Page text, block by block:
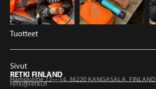
Tuotteet
Sivut
RETKI FINLAND
Hampuntie 12—14, 36220 KANGASALA, FINLAND
retki@retki.fi